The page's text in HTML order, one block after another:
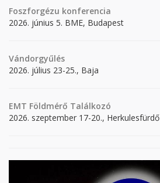
Foszforgézu konferencia
2026. június 5. BME, Budapest
Vándorgyűlés
2026. július 23-25., Baja
EMT Földmérő Találkozó
2026. szeptember 17-20., Herkulesfürdő